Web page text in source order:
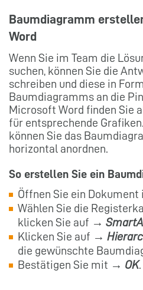
Baumdiagramm
Word
Wenn Sie im Team die
suchen, können Sie die
schreiben und diese in
Baumdiagramms an die
Microsoft Word finden Sie
für entsprechende
können Sie das
horizontal anordnen.
So erstellen Sie ein
Öffnen Sie ein Dokument
Wählen Sie die
klicken Sie auf →
Klicken Sie auf →
die gewünschte
Bestätigen Sie mit → OK.